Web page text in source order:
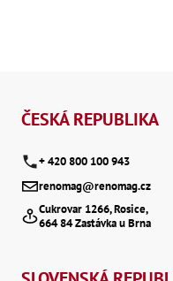
ČESKÁ REPUBLIKA
+ 420 800 100 943
renomag@renomag.cz
Cukrovar 1266, Rosice,
664 84 Zastávka u Brna